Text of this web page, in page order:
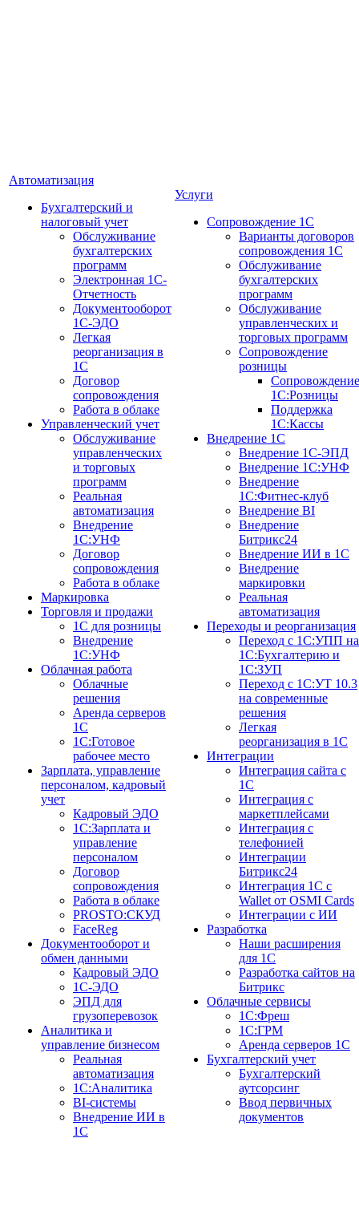
Автоматизация
Бухгалтерский и
налоговый учет
Обслуживание
бухгалтерских
программ
Электронная 1С-
Отчетность
Документооборот
1С-ЭДО
Легкая
реорганизация в
1С
Договор
сопровождения
Работа в облаке
Управленческий учет
Обслуживание
управленческих
и торговых
программ
Реальная
автоматизация
Внедрение
1С:УНФ
Договор
сопровождения
Работа в облаке
Маркировка
Торговля и продажи
1С для розницы
Внедрение
1С:УНФ
Облачная работа
Облачные
решения
Аренда серверов
1С
1C:Готовое
рабочее место
Зарплата, управление
персоналом, кадровый
учет
Кадровый ЭДО
1С:Зарплата и
управление
персоналом
Договор
сопровождения
Работа в облаке
PROSTO:СКУД
FaceReg
Документооборот и
обмен данными
Кадровый ЭДО
1С-ЭДО
ЭПД для
грузоперевозок
Аналитика и
управление бизнесом
Реальная
автоматизация
1С:Аналитика
BI-системы
Внедрение ИИ в
1С
Услуги
Сопровождение 1С
Варианты договоров
сопровождения 1С
Обслуживание
бухгалтерских
программ
Обслуживание
управленческих и
торговых программ
Сопровождение
розницы
Сопровождение
1С:Розницы
Поддержка
1С:Кассы
Внедрение 1С
Внедрение 1С-ЭПД
Внедрение 1С:УНФ
Внедрение
1С:Фитнес-клуб
Внедрение BI
Внедрение
Битрикс24
Внедрение ИИ в 1С
Внедрение
маркировки
Реальная
автоматизация
Переходы и реорганизация
Переход с 1С:УПП на
1С:Бухгалтерию и
1С:ЗУП
Переход с 1С:УТ 10.3
на современные
решения
Легкая
реорганизация в 1С
Интеграции
Интеграция сайта с
1С
Интеграция с
маркетплейсами
Интеграция с
телефонией
Интеграции
Битрикс24
Интеграция 1С с
Wallet от OSMI Cards
Интеграции с ИИ
Разработка
Наши расширения
для 1С
Разработка сайтов на
Битрикс
Облачные сервисы
1С:Фреш
1С:ГРМ
Аренда серверов 1С
Бухгалтерский учет
Бухгалтерский
аутсорсинг
Ввод первичных
документов